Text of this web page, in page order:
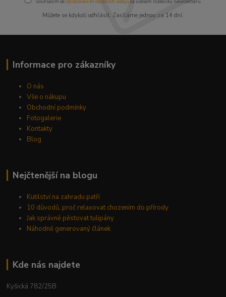
Můžete se kdykoli odhlásit. Zasíláme jednou za 14 dní.
Informace pro zákazníky
O nás
Vše o nákupu
Obchodní podmínky
Fotogalerie
Kontakty
Blog
Nejčtenější na blogu
Kutilství na zahradu patří
10 důvodů, proč relaxovat chozením do přírody
Jak správně pěstovat tulipány
Náhodně generovaný článek
Kde nás najdete
Kyšická 782/25B